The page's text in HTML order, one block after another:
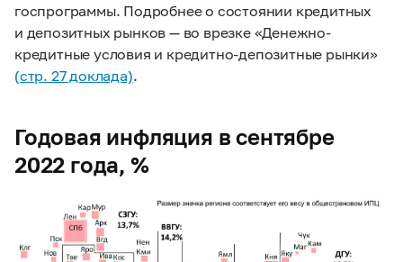
госпрограммы. Подробнее о состоянии кредитных
и депозитных рынков — во врезке «Денежно-
кредитные условия и кредитно-депозитные рынки»
(стр. 27 доклада).
Годовая инфляция в сентябре
2022 года, %